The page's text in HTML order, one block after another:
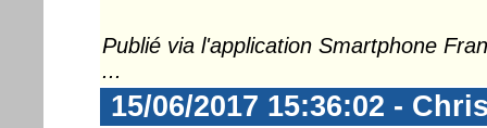
Publié via l'application Smartphone
...
15/06/2017 15:36:02 -